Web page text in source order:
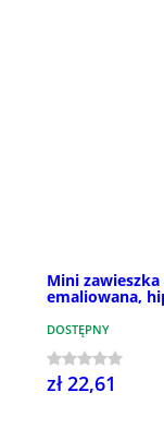
Mini
emaliowana,
DOSTĘPNY
zł 22,61